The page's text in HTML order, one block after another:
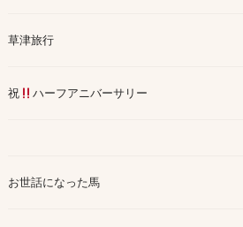
草津旅行
祝 ハーフアニバーサリー
お世話になった馬